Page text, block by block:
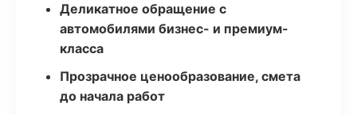
Деликатное обращение с
автомобилями бизнес- и премиум-
класса
Прозрачное ценообразование, смета
до начала работ